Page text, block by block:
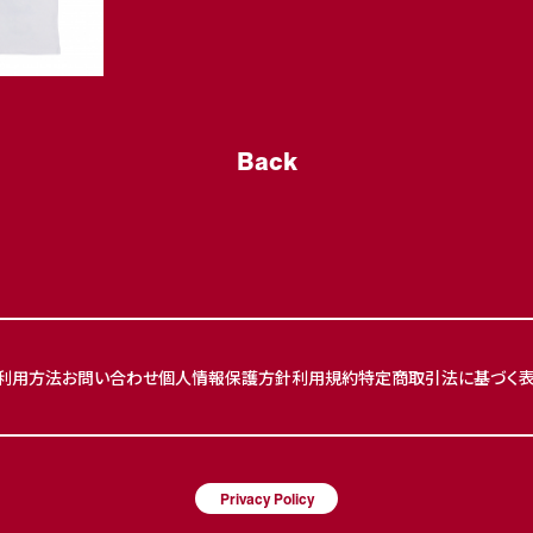
Back
用方法お問い合わせ個人情報保護方針利用規約特定商取引法に基づく
Privacy Policy